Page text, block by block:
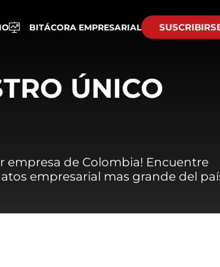
BITÁCORA EMPRESARIAL
ÚNICO
empresa de Colombia! Encuentre
empresarial mas grande del